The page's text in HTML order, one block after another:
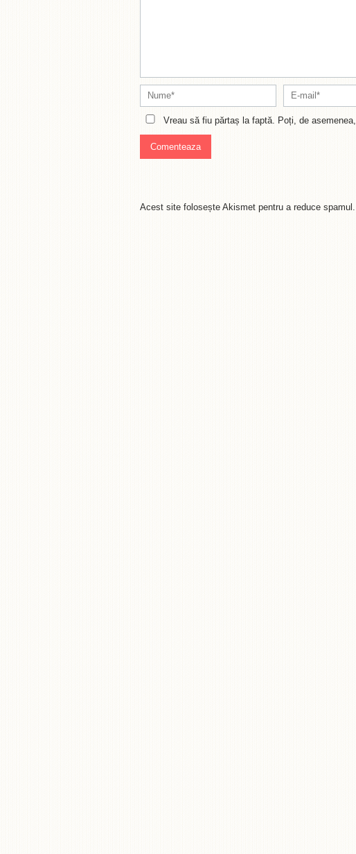
Vreau să fiu părtaș la faptă. Poți, de asemenea,
Acest site folosește Akismet pentru a reduce spamul.